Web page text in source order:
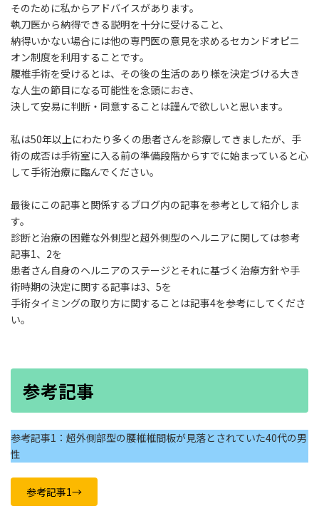
そのために私からアドバイスがあります。
執刀医から納得できる説明を十分に受けること、
納得いかない場合には他の専門医の意見を求めるセカンドオピニ
オン制度を利用することです。
腰椎手術を受けるとは、その後の生活のあり様を決定づける大き
な人生の節目になる可能性を念頭におき、
決して安易に判断・同意することは謹んで欲しいと思います。
私は50年以上にわたり多くの患者さんを診療してきましたが、手
術の成否は手術室に入る前の準備段階からすでに始まっていると心
して手術治療に臨んでください。
最後にこの記事と関係するブログ内の記事を参考として紹介しま
す。
診断と治療の困難な外側型と超外側型のヘルニアに関しては参考
記事1、2を
患者さん自身のヘルニアのステージとそれに基づく治療方針や手
術時期の決定に関する記事は3、5を
手術タイミングの取り方に関することは記事4を参考にしてくださ
い。
参考記事
参考記事1：超外側部型の腰椎椎間板が見落とされていた40代の男
性
参考記事1→